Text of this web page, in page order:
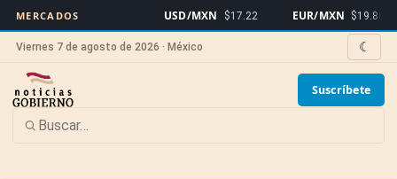
MERCADOS USD/MXN $17.22 EUR/MXN $19.86
Viernes 7 de agosto de 2026 · México ☾
Suscríbete